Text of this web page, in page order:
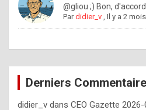
w
o
e
@gliou ;) Bon,
Pardidier_v ,Il y a 2 mois
Derniers
didier_v dans CEO Gazette